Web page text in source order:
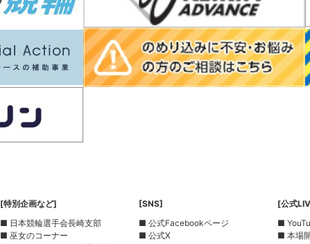
[特別企画など]
■ 日本競輪選手会長崎支部
■ 巫女のコーナー
[SNS]
■ 公式Facebookページ
■ 公式X
[公式
■
■ 本場